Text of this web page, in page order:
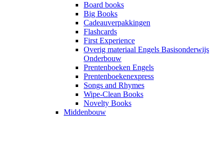
Board books
Big Books
Cadeauverpakkingen
Flashcards
First Experience
Overig materiaal Engels Basisonderwijs
Onderbouw
Prentenboeken Engels
Prentenboekenexpress
Songs and Rhymes
Wipe-Clean Books
Novelty Books
Middenbouw